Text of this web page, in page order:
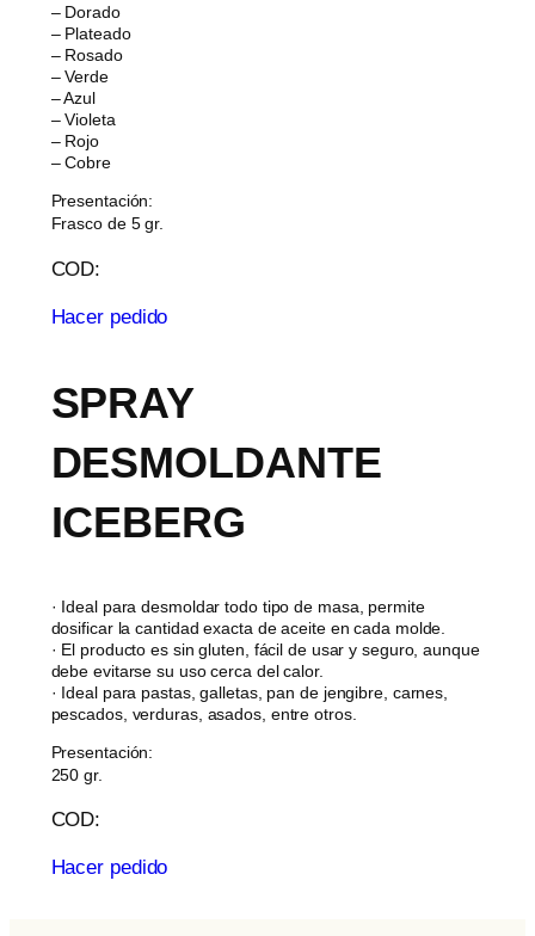
– Dorado
– Plateado
– Rosado
– Verde
– Azul
– Violeta
– Rojo
– Cobre
Presentación:
Frasco de 5 gr.
COD:
Hacer pedido
SPRAY
DESMOLDANTE
ICEBERG
· Ideal para desmoldar todo tipo de masa, permite
dosificar la cantidad exacta de aceite en cada molde.
· El producto es sin gluten, fácil de usar y seguro, aunque
debe evitarse su uso cerca del calor.
· Ideal para pastas, galletas, pan de jengibre, carnes,
pescados, verduras, asados, entre otros.
Presentación:
250 gr.
COD:
Hacer pedido